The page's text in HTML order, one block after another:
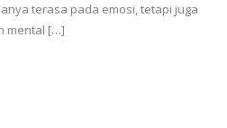
terasa pada emosi, tetapi juga
mental […]